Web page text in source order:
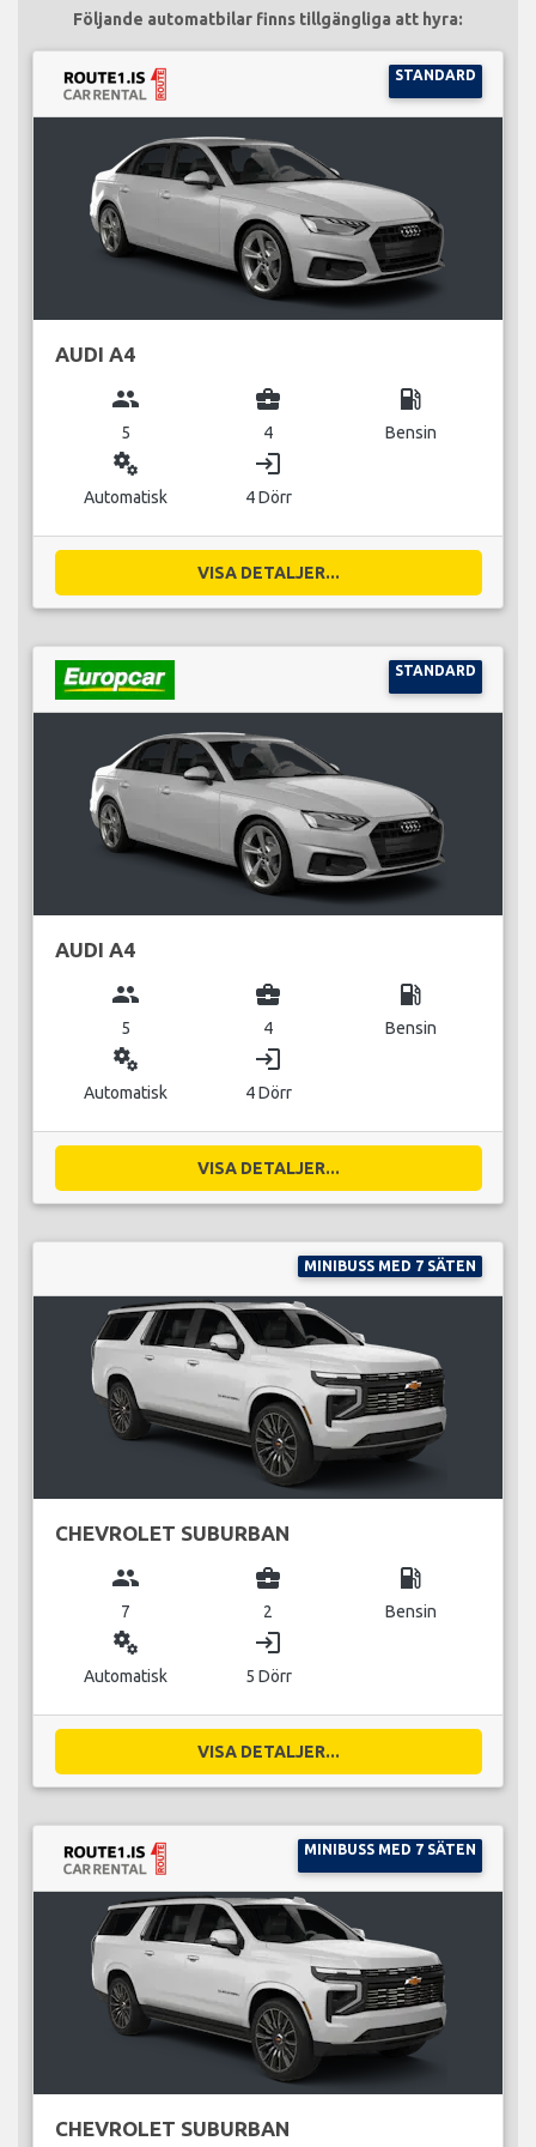
Följande automatbilar finns tillgängliga att hyra:
STANDARD
AUDI A4
group
5
business_center
4
local_gas_station
Bensin
miscellaneous_services
Automatisk
login
4 Dörr
VISA DETALJER...
STANDARD
AUDI A4
group
5
business_center
4
local_gas_station
Bensin
miscellaneous_services
Automatisk
login
4 Dörr
VISA DETALJER...
MINIBUSS MED 7 SÄTEN
CHEVROLET SUBURBAN
group
7
business_center
2
local_gas_station
Bensin
miscellaneous_services
Automatisk
login
5 Dörr
VISA DETALJER...
MINIBUSS MED 7 SÄTEN
CHEVROLET SUBURBAN